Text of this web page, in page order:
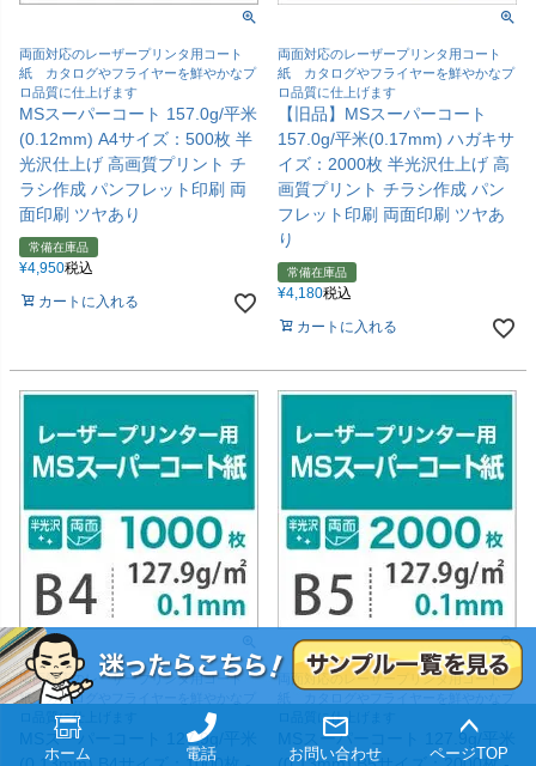
両面対応のレーザープリンタ用コート
紙 カタログやフライヤーを鮮やかなプ
ロ品質に仕上げます
MSスーパーコート 157.0g/平米
(0.12mm) A4サイズ：500枚 半
光沢仕上げ 高画質プリント チ
ラシ作成 パンフレット印刷 両
面印刷 ツヤあり
常備在庫品
¥4,950税込
カートに入れる
両面対応のレーザープリンタ用コート
紙 カタログやフライヤーを鮮やかなプ
ロ品質に仕上げます
【旧品】MSスーパーコート
157.0g/平米(0.17mm) ハガキサ
イズ：2000枚 半光沢仕上げ 高
画質プリント チラシ作成 パン
フレット印刷 両面印刷 ツヤあ
り
常備在庫品
¥4,180税込
カートに入れる
両面対応のレーザープリンタ用コート
紙 カタログやフライヤーを鮮やかなプ
ロ品質に仕上げます
MSスーパーコート 127.9g/平米
両面対応のレーザープリンタ用コート
ロ品質に仕上げます
MSスーパーコート 127.9g/平米
ホーム 電話 お問い合わせ ページTOP